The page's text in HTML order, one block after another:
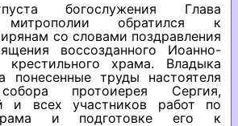
богослужения Глава
митрополии обратился к
со словами поздравления
воссозданного Иоанно-
крестильного храма. Владыка
понесенные труды настоятеля
протоиерея Сергия,
и всех участников работ по
и подготовке его к